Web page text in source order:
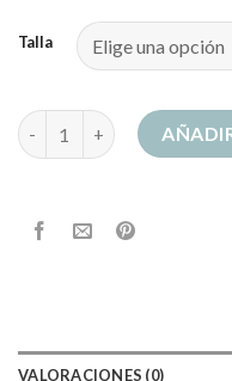
Talla
sudadera le coq sportif
VALORACIONES (0)